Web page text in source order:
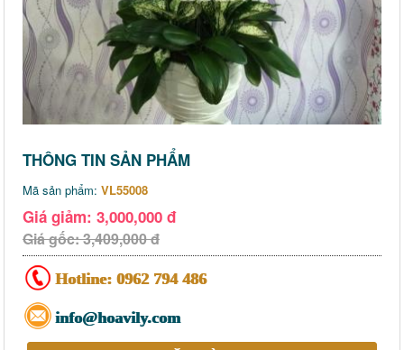
THÔNG TIN SẢN PHẨM
Mã sản phẩm: VL55008
Giá giảm: 3,000,000 đ
Giá gốc: 3,409,000 đ
Hotline: 0962 794 486
info@hoavily.com